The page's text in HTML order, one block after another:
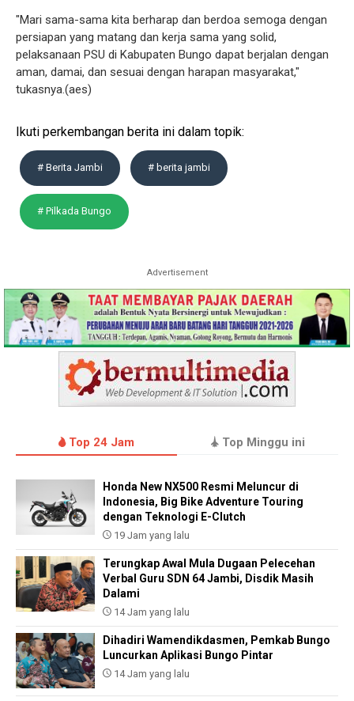
"Mari sama-sama kita berharap dan berdoa semoga dengan
persiapan yang matang dan kerja sama yang solid,
pelaksanaan PSU di Kabupaten Bungo dapat berjalan dengan
aman, damai, dan sesuai dengan harapan masyarakat,"
tukasnya.(aes)
Ikuti perkembangan berita ini dalam topik:
# Berita Jambi # berita jambi
# Pilkada Bungo
Advertisement
Top 24 Jam Top Minggu ini
Honda New NX500 Resmi Meluncur di
Indonesia, Big Bike Adventure Touring
dengan Teknologi E-Clutch
19 Jam yang lalu
Terungkap Awal Mula Dugaan Pelecehan
Verbal Guru SDN 64 Jambi, Disdik Masih
Dalami
14 Jam yang lalu
Dihadiri Wamendikdasmen, Pemkab Bungo
Luncurkan Aplikasi Bungo Pintar
14 Jam yang lalu